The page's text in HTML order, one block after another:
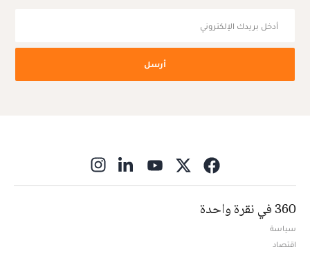
أرسل
360 في نقرة واحدة
سياسة
اقتصاد